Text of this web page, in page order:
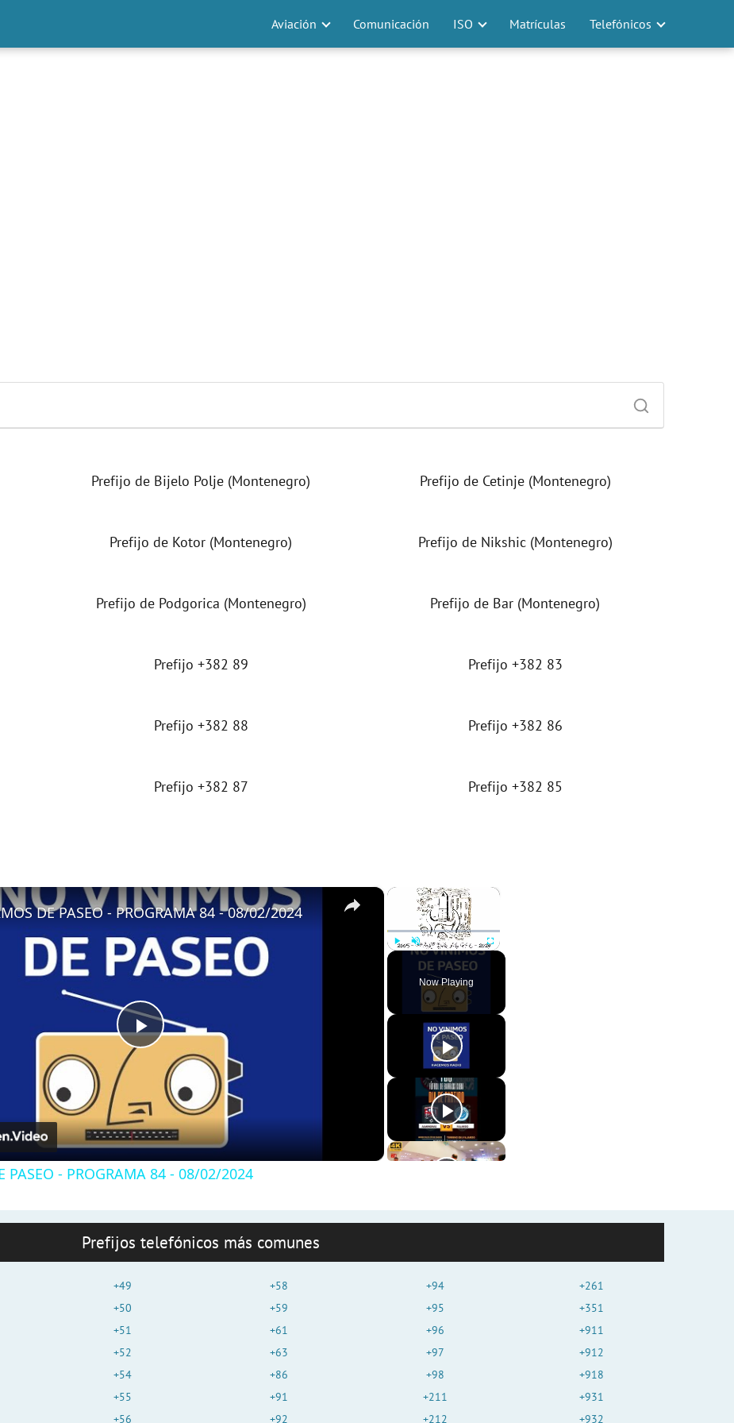
Aviación Comunicación ISO Matrículas Telefónicos
Prefijo de Bijelo Polje (Montenegro) Prefijo de Cetinje (Montenegro)
Prefijo de Kotor (Montenegro) Prefijo de Nikshic (Montenegro)
Prefijo de Podgorica (Montenegro) Prefijo de Bar (Montenegro)
Prefijo +382 89 Prefijo +382 83
Prefijo +382 88 Prefijo +382 86
Prefijo +382 87 Prefijo +382 85
×
Fullscreen
Now Playing
×
P
l
a
V
DE PASEO - PROGRAMA 84 - 08/02/2024
PASEO - PROGRAMA 84 - 08/02/2024
Prefijos telefónicos más comunes
+49
+50
+51
+52
+54
+55
+56
+58
+59
+61
+63
+86
+91
+92
+94
+95
+96
+97
+98
+211
+212
+261
+351
+911
+912
+918
+931
+932